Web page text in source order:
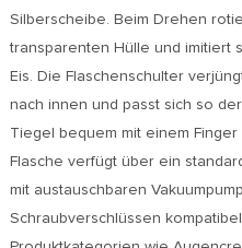
Silberscheibe. Beim Drehen
transparenten Hülle und imitiert
Eis. Die Flaschenschulter
nach innen und passt sich so
Tiegel bequem mit einem
Flasche verfügt über ein
mit austauschbaren
Schraubverschlüssen